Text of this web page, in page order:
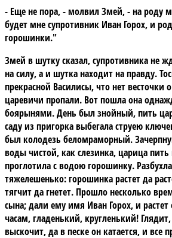
- Еще не пора, - молвил Змей, - на роду
будет мне супротивник Иван Горох, и
горошинки."
Змей в шутку сказал, супротивника не
на силу, а и шутка находит на правду.
прекрасной Василисы, что нет весточки
царевичи пропали. Вот пошла она
боярынями. День был знойный, пить
саду из пригорка выбегала струею
был колодезь беломраморный.
воды чистой, как слезинка, царица
проглотила с водою горошинку.
тяжелешенько: горошинка растет да
тягчит да гнетет. Прошло несколько
сына; дали ему имя Иван Горох, и
часам, гладенький, кругленький!
выскочит, да в песке он катается, и все